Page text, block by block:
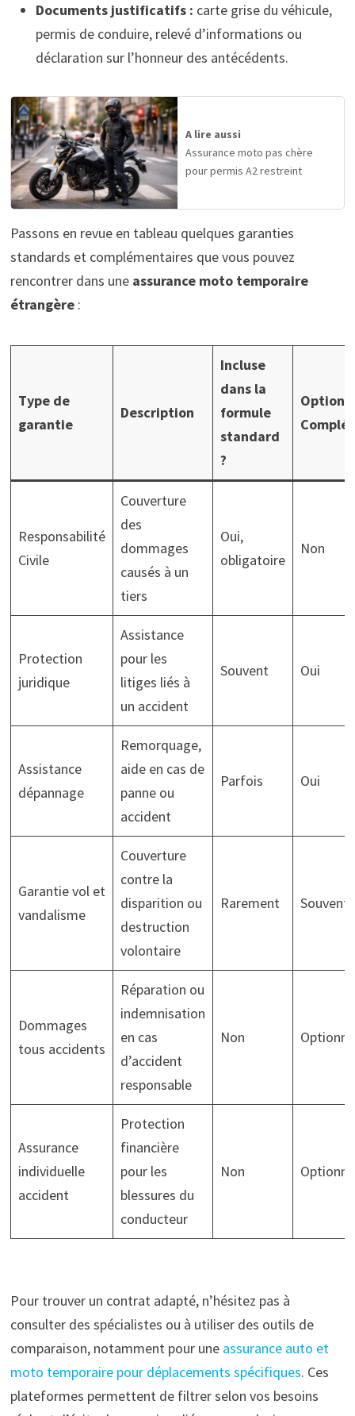
Documents justificatifs : carte grise du véhicule,
permis de conduire, relevé d’informations ou
déclaration sur l’honneur des antécédents.
A lire aussi
Assurance moto pas chère
pour permis A2 restreint
Passons en revue en tableau quelques garanties
standards et complémentaires que vous pouvez
rencontrer dans une assurance moto temporaire
étrangère:
Type de
garantie
Description
Incluse
dans la
formule
standard
?
Responsabilité
Civile
Couverture
des
dommages
causés à un
tiers
Oui,
obligatoire
Non
Protection
juridique
Assistance
pour les
litiges liés à
un accident
Souvent Oui
Assistance
dépannage
Remorquage,
aide en cas de
panne ou
accident
Parfois Oui
Garantie vol et
vandalisme
Couverture
contre la
disparition ou
destruction
volontaire
Rarement Souvent
Dommages
tous accidents
Réparation ou
indemnisation
en cas
d’accident
responsable
Non
Assurance
individuelle
accident
Protection
financière
pour les
blessures du
conducteur
Non
Pour trouver un contrat adapté, n’hésitez pas à
consulter des spécialistes ou à utiliser des outils de
comparaison, notamment pour une assurance auto et
moto temporaire pour déplacements spécifiques. Ces
plateformes permettent de filtrer selon vos besoins